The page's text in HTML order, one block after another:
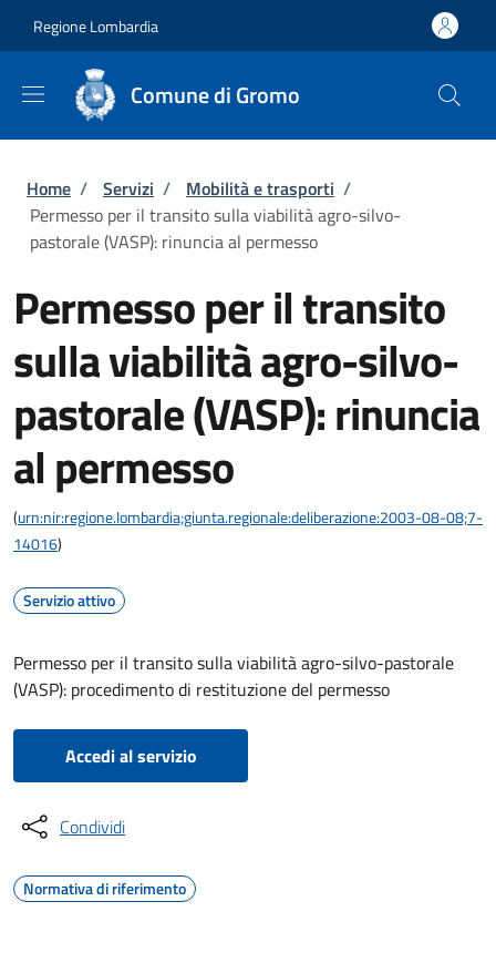
Regione Lombardia
Comune di Gromo
Briciole di pane
Home / Servizi / Mobilità e trasporti /
Permesso per il transito sulla viabilità agro-silvo-
pastorale (VASP): rinuncia al permesso
Permesso per il transito
sulla viabilità agro-silvo-
pastorale (VASP): rinuncia
al permesso
(urn:nir:regione.lombardia;giunta.regionale:deliberazione:2003-08-08;7-
14016)
Servizio attivo
Permesso per il transito sulla viabilità agro-silvo-pastorale
(VASP): procedimento di restituzione del permesso
Accedi al servizio
Condividi
Normativa di riferimento